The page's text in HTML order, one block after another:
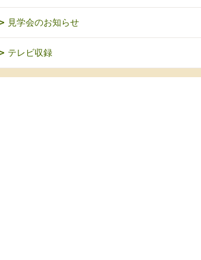
見学会のお知らせ
テレビ収録